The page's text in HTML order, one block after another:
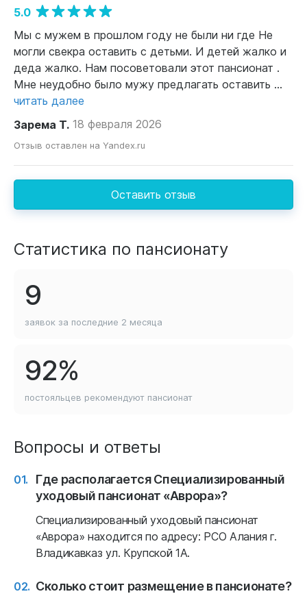
5.0
Мы с мужем в прошлом году не были ни где Не
могли свекра оставить с детьми. И детей жалко и
деда жалко. Нам посоветовали этот пансионат .
Мне неудобно было мужу предлагать оставить ...
читать далее
Зарема Т. 18 февраля 2026
Отзыв оставлен на Yandex.ru
Оставить отзыв
Статистика по пансионату
9
заявок за последние 2 месяца
92%
постояльцев рекомендуют пансионат
Вопросы и ответы
Где располагается Специализированный
уходовый пансионат «Аврора»?
Специализированный уходовый пансионат
«Аврора» находится по адресу: РСО Алания г.
Владикавказ ул. Крупской 1А.
Сколько стоит размещение в пансионате?